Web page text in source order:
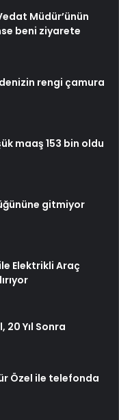
Müdür’ünün
beni ziyarete
rengi çamura
maaş 153 bin oldu
gitmiyor
Elektrikli Araç
20 Yıl Sonra
Özel ile telefonda